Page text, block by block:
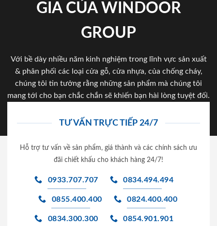
GIA CỦA WINDOOR
GROUP
Với bề dày nhiều năm kinh nghiệm trong lĩnh vực sản xuất
& phân phối các loại cửa gỗ, cửa nhựa, của chống cháy,
chúng tôi tin tưởng rằng những sản phẩm mà chúng tôi
mang tới cho bạn chắc chắn sẽ khiến bạn hài lòng tuyệt đối.
TƯ VẤN TRỰC TIẾP 24/7
Hỗ trợ tư vấn về sản phẩm, giá thành và các chính sách ưu
đãi chiết khấu cho khách hàng 24/7!
0933.707.707 0834.494.494
0855.400.400 0824.400.400
0834.300.300 0854.901.901